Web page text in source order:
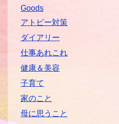
Goods
アトピー対策
ダイアリー
仕事あれこれ
健康＆美容
子育て
家のこと
母に思うこと